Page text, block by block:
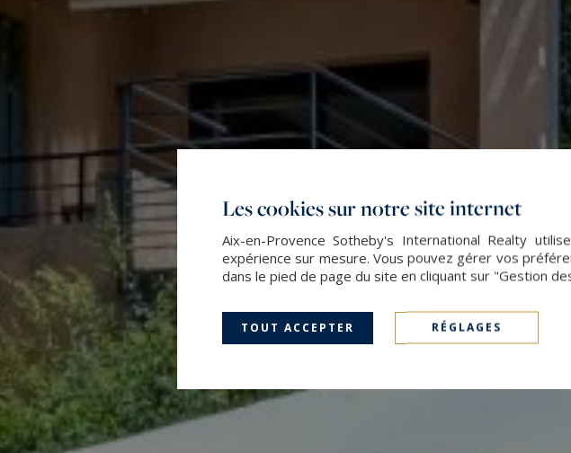
Les cookies sur notre site internet
Aix-en-Provence Sotheby's International Realty
expérience sur mesure. Vous pouvez gérer vos
dans le pied de page du site en cliquant sur "Gestion
TOUT ACCEPTER RÉGLAGES